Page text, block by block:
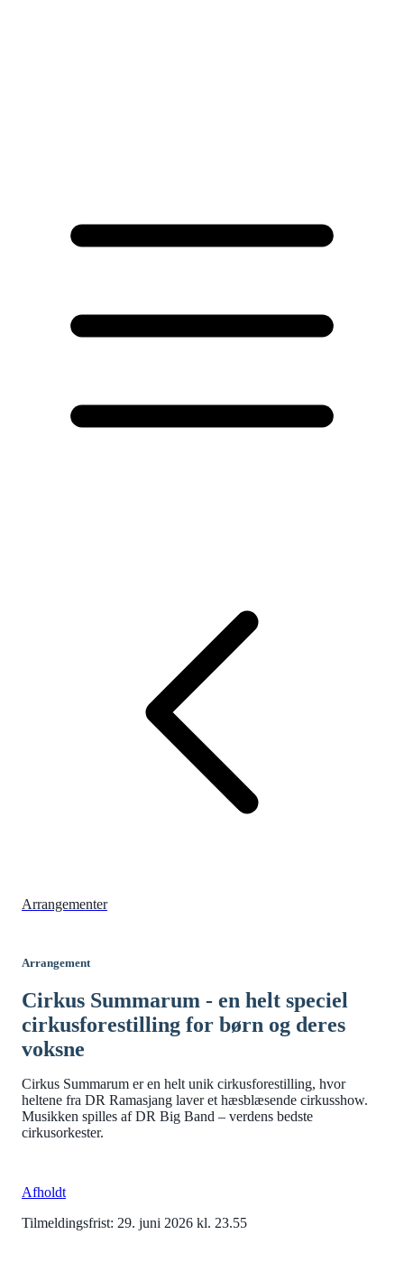
Arrangementer
Arrangement
Cirkus Summarum - en helt speciel
cirkusforestilling for børn og deres
voksne
Cirkus Summarum er en helt unik cirkusforestilling, hvor
heltene fra DR Ramasjang laver et hæsblæsende cirkusshow.
Musikken spilles af DR Big Band – verdens bedste
cirkusorkester.
Afholdt
Tilmeldingsfrist: 29. juni 2026 kl. 23.55